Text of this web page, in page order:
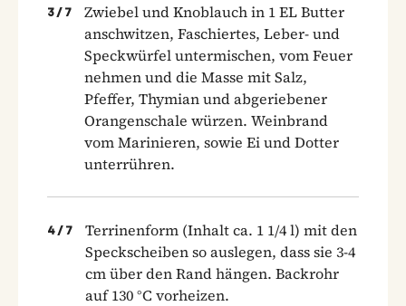
3 / 7
Zwiebel und Knoblauch in 1 EL Butter
anschwitzen, Faschiertes, Leber- und
Speckwürfel untermischen, vom Feuer
nehmen und die Masse mit Salz,
Pfeffer, Thymian und abgeriebener
Orangenschale würzen. Weinbrand
vom Marinieren, sowie Ei und Dotter
unterrühren.
4 / 7
Terrinenform (Inhalt ca. 1 1/4 l) mit den
Speckscheiben so auslegen, dass sie 3-4
cm über den Rand hängen. Backrohr
auf 130 °C vorheizen.